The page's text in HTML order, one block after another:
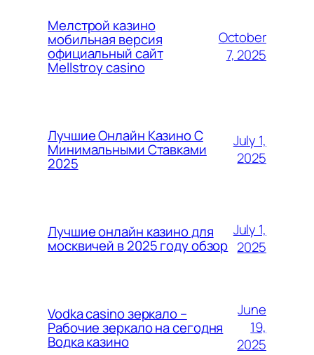
Мелстрой казино
мобильная версия
официальный сайт
Mellstroy casino
October
7, 2025
Лучшие Онлайн Казино С
Минимальными Ставками
2025
July 1,
2025
Лучшие онлайн казино для
москвичей в 2025 году обзор
July 1,
2025
Vodka casino зеркало –
Рабочие зеркало на сегодня
Водка казино
June
19,
2025